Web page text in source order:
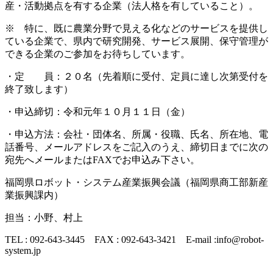
産・活動拠点を有する企業（法人格を有していること）。
※ 特に、既に農業分野で見える化などのサービスを提供し
ている企業で、県内で研究開発、サービス展開、保守管理が
できる企業のご参加をお待ちしています。
・定 員：２０名（先着順に受付、定員に達し次第受付を
終了致します）
・申込締切：令和元年１０月１１日（金）
・申込方法：会社・団体名、所属・役職、氏名、所在地、電
話番号、メールアドレスをご記入のうえ、締切日までに次の
宛先へメールまたはFAXでお申込み下さい。
福岡県ロボット・システム産業振興会議（福岡県商工部新産
業振興課内）
担当：小野、村上
TEL : 092-643-3445 FAX : 092-643-3421 E-mail :info@robot-
system.jp